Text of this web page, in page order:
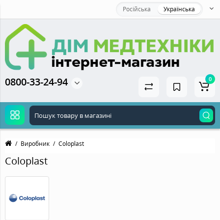
Російська Українська
0800-33-24-94 0
Виробник Coloplast
Coloplast